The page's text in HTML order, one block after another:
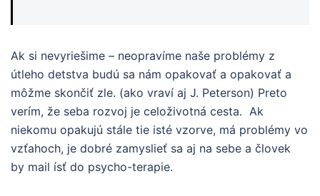
Ak si nevyriešime – neopravíme naše problémy z
útleho detstva budú sa nám opakovať a opakovať a
môžme skončiť zle. (ako vraví aj J. Peterson) Preto
verím, že seba rozvoj je celoživotná cesta. Ak
niekomu opakujú stále tie isté vzorve, má problémy vo
vzťahoch, je dobré zamyslieť sa aj na sebe a človek
by mail ísť do psycho-terapie.